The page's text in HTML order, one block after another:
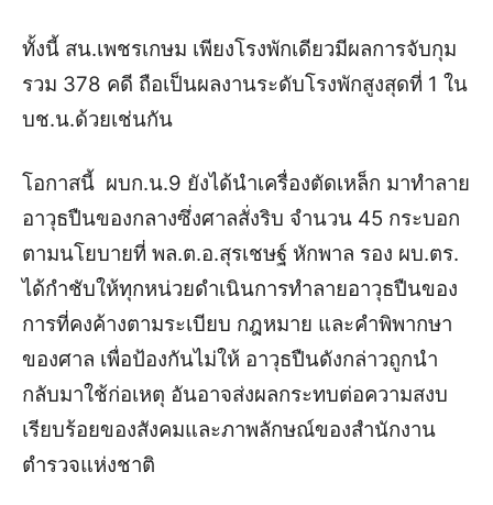
ทั้งนี้ สน.เพชรเกษม เพียงโรงพักเดียวมีผลการจับกุม
รวม 378 คดี ถือเป็นผลงานระดับโรงพักสูงสุดที่ 1 ใน
บช.น.ด้วยเช่นกัน
โอกาสนี้ ผบก.น.9 ยังได้นำเครื่องตัดเหล็ก มาทำลาย
อาวุธปืนของกลางซึ่งศาลสั่งริบ จำนวน 45 กระบอก
ตามนโยบายที่ พล.ต.อ.สุรเชษฐ์ หักพาล รอง ผบ.ตร.
ได้กำชับให้ทุกหน่วยดำเนินการทำลายอาวุธปืนของ
การที่คงค้างตามระเบียบ กฎหมาย และคำพิพากษา
ของศาล เพื่อป้องกันไม่ให้ อาวุธปืนดังกล่าวถูกนำ
กลับมาใช้ก่อเหตุ อันอาจส่งผลกระทบต่อความสงบ
เรียบร้อยของสังคมและภาพลักษณ์ของสำนักงาน
ตำรวจแห่งชาติ